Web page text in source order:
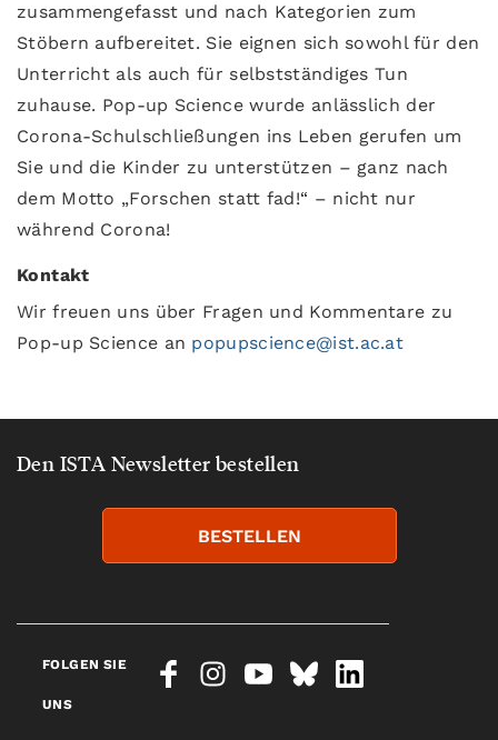
zusammengefasst und nach Kategorien zum
Stöbern aufbereitet. Sie eignen sich sowohl für den
Unterricht als auch für selbstständiges Tun
zuhause. Pop-up Science wurde anlässlich der
Corona-Schulschließungen ins Leben gerufen um
Sie und die Kinder zu unterstützen – ganz nach
dem Motto „Forschen statt fad!“ – nicht nur
während Corona!
Kontakt
Wir freuen uns über Fragen und Kommentare zu
Pop-up Science an popupscience@ist.ac.at
Den ISTA Newsletter bestellen
BESTELLEN
FOLGEN SIE
UNS